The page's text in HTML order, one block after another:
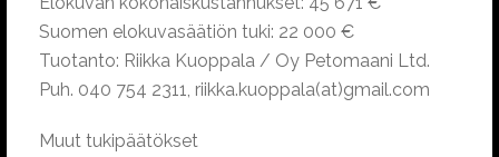
Suomen elokuvasäätiön tuki: 22 000 €
Tuotanto: Riikka Kuoppala / Oy Petomaani Ltd.
Puh. 040 754 2311, riikka.kuoppala(at)gmail.com
Muut tukipäätökset